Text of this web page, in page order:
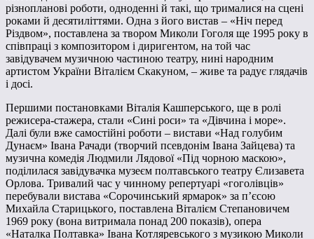
різнопланові роботи, одноденні й такі, що трималися на сцені
роками й десятиліттями. Одна з його вистав – «Ніч перед
Різдвом», поставлена за твором Миколи Гоголя ще 1995 року в
співпраці з композитором і диригентом, на той час
завідувачем музичною частиною театру, нині народним
артистом України Віталієм Скакуном, – живе та радує глядачів
і досі.
Першими постановками Віталія Кашперського, ще в ролі
режисера-стажера, стали «Сині роси» та «Дівчина і море».
Далі були вже самостійні роботи – вистави «Над голубим
Дунаєм» Івана Рачади (творчий псевдонім Івана Зайцева) та
музична комедія Людмили Лядової «Під чорною маскою»,
поділилася завідувачка музеєм полтавського театру Єлизавета
Орлова. Тривалий час у чинному репертуарі «гоголівців»
перебували вистава «Сорочинський ярмарок» за п’єсою
Михайла Старицького, поставлена Віталієм Степановичем
1969 року (вона витримала понад 200 показів), опера
«Наталка Полтавка» Івана Котляревського з музикою Миколи